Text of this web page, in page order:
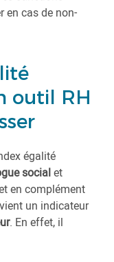
en cas de non-
outil RH
égalité
socialet
en complément
un indicateur
. En effet, il